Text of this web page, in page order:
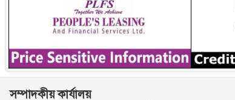
সম্পাদকীয় কার্যালয়